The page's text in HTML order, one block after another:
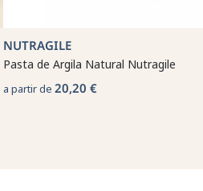
NUTRAGILE
Pasta de Argila Natural Nutragile
a partir de 20,20 €